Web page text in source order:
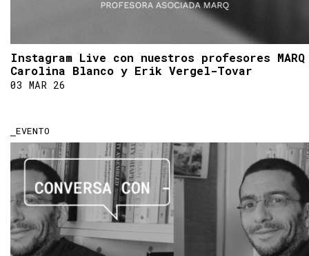
Instagram Live con nuestros profesores MARQ
Carolina Blanco y Erik Vergel-Tovar
03 MAR 26
EVENTO